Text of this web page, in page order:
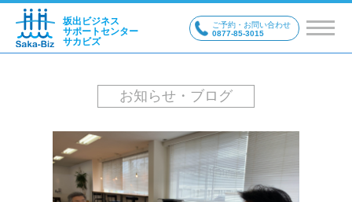
坂出ビジネス
サポートセンター
サカビズ
ご予約・お問い合わせ
0877-85-3015
お知らせ・ブログ